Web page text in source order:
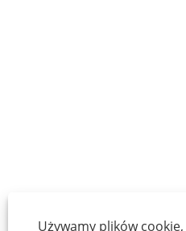
Używamy plików